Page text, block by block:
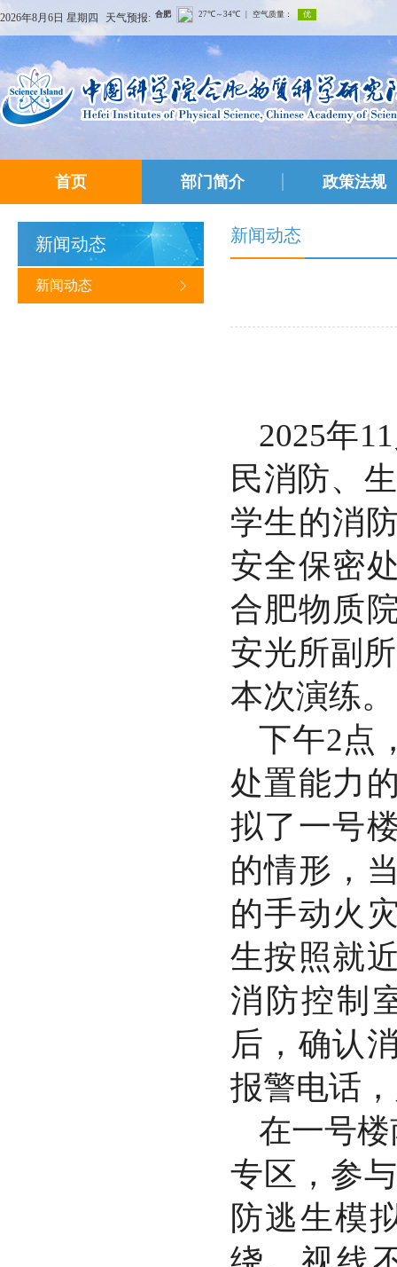
2026年8月6日 星期四 天气预报:
首页 部门简介 政策法规
新闻动态
新闻动态
新闻动态
2025年
民消防、
学生的消
安全保密
合肥物质
安光所副
本次演练。
下午2点
处置能力
拟了一号
的情形，
的手动火
生按照就
消防控制
后，确认
报警电话
在一号
专区，参
防逃生模